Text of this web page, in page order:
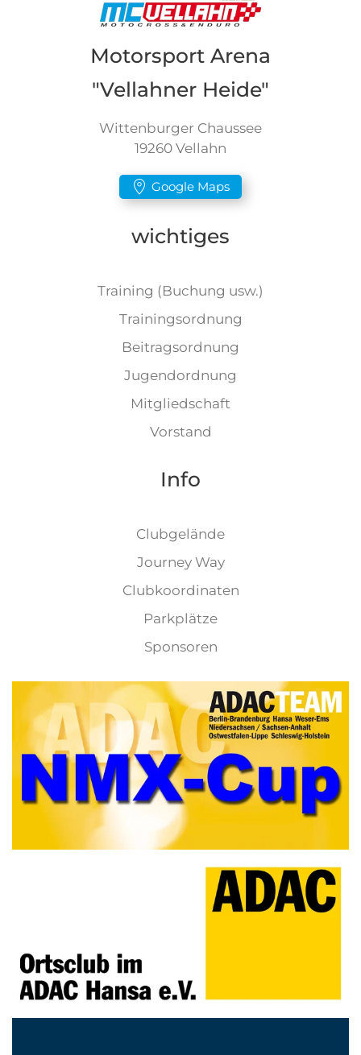
Motorsport Arena
"Vellahner Heide"
Wittenburger Chaussee
19260 Vellahn
Google Maps
wichtiges
Training (Buchung usw.)
Trainingsordnung
Beitragsordnung
Jugendordnung
Mitgliedschaft
Vorstand
Info
Clubgelände
Journey Way
Clubkoordinaten
Parkplätze
Sponsoren